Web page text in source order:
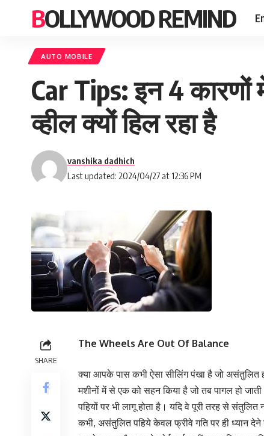
BOLLYWOOD REMIND
AUTO MOBILE
Car Tips: इन 4
व्हील क्यों हिल रहा है
Last updated: 2024/04/27 at 12:36 PM
vanshika dadhich
SHARE
The Wheels Are Out Of Balance
क्या आपके पास कभी ऐसा सीलिंग पंखा है जो असंतुलित
मशीनों में से एक को सहन किया है जो तब पागल हो
पहियों पर भी लागू होता है। यदि वे पूरी तरह से
कभी, असंतुलित पहिये केवल फ्रीवे गति पर ही ध्यान